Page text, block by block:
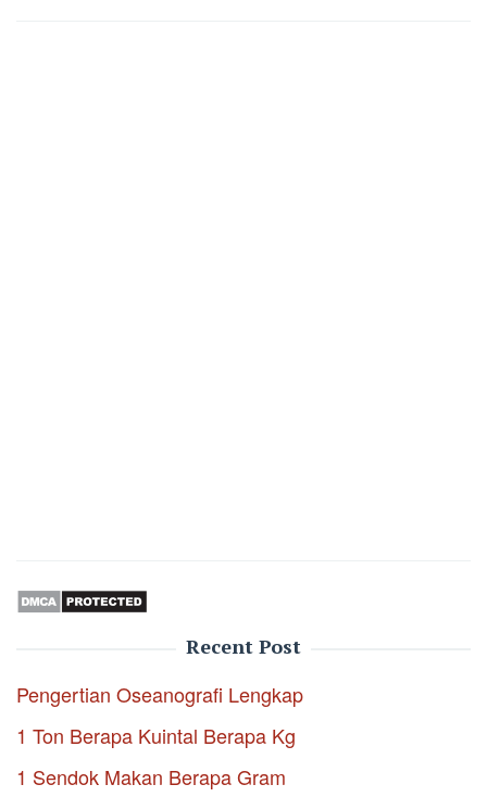
Recent Post
Pengertian Oseanografi Lengkap
1 Ton Berapa Kuintal Berapa Kg
1 Sendok Makan Berapa Gram